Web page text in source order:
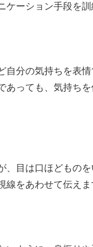
ケーション手段を訓
自分の気持ちを表
あっても、気持ち
、目は口ほどもの
線をあわせて伝えま